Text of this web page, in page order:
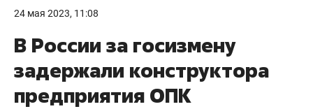
24 мая 2023, 11:08
В России за госизмену
задержали конструктора
предприятия ОПК